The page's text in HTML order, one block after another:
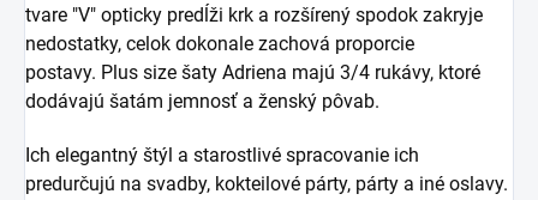
tvare "V" opticky predĺži krk a rozšírený spodok zakryje
nedostatky, celok dokonale zachová proporcie
postavy. Plus size šaty Adriena majú 3/4 rukávy, ktoré
dodávajú šatám jemnosť a ženský pôvab.
Ich elegantný štýl a starostlivé spracovanie ich
predurčujú na svadby, kokteilové párty, párty a iné oslavy.